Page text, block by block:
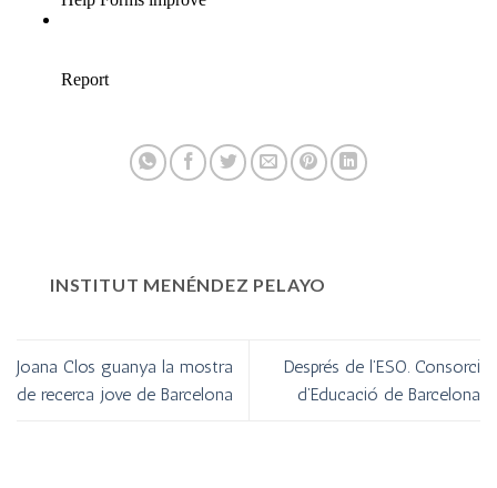
INSTITUT MENÉNDEZ PELAYO
Joana Clos guanya la mostra
de recerca jove de Barcelona
Després de l’ESO. Consorci
d’Educació de Barcelona